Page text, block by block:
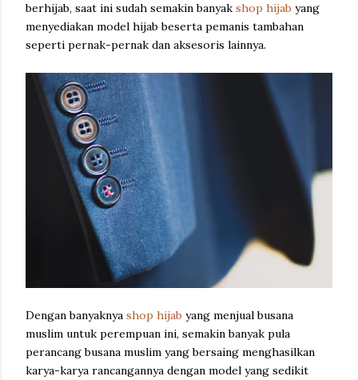
berhijab, saat ini sudah semakin banyak shop hijab yang
menyediakan model hijab beserta pemanis tambahan
seperti pernak-pernak dan aksesoris lainnya.
Dengan banyaknya shop hijab yang menjual busana
muslim untuk perempuan ini, semakin banyak pula
perancang busana muslim yang bersaing menghasilkan
karya-karya rancangannya dengan model yang sedikit